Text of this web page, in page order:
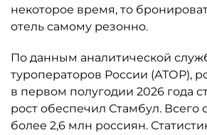
некоторое время, то
отель самому резонно.
По данным аналитической
туроператоров России (АТОР),
в первом полугодии 2026 года
рост обеспечил Стамбул. Всего
более 2,6 млн россиян.